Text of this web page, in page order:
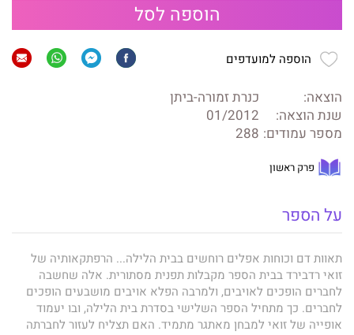
הוספה לסל
הוספה למועדפים
הוצאה:
כנרת זמורה-ביתן
שנת הוצאה:
01/2012
מספר עמודים: 288
פרק ראשון
על הספר
תאוות דם וכוחות אפלים רוחשים בבית הלילה... הרפתקאותיה של
זואי רדבירד בבית הספר מקבלות תפנית מסתורית. אלה שחשבה
לחברים הופכים לאויבים, ולמרבה הפלא אויבים מושבעים הופכים
לחברים. כך מתחיל הספר השלישי בסדרת בית הלילה, ובו יעמוד
אופייה של זואי למבחן מאתגר מתמיד. האם תצליח לעזור לחברתה